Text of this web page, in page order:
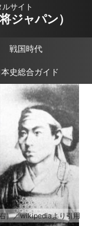
サイト
ジャパン）
戦国時代
本史総合ガイド
）／wikipediaより引用